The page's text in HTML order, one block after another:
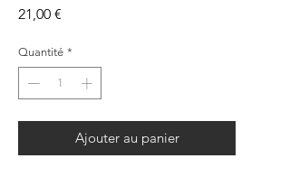
21,00 €
Quantité *
Ajouter au panier